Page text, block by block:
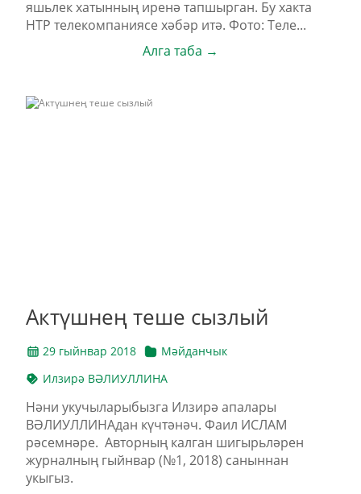
яшьлек хатынның иренә тапшырган. Бу хакта
НТР телекомпаниясе хәбәр итә. Фото: Теле...
Алга таба →
Актүшнең теше сызлый
29 гыйнвар 2018
Мәйданчык
Илзирә ВӘЛИУЛЛИНА
Нәни укучыларыбызга Илзирә апалары
ВӘЛИУЛЛИНАдан күчтәнәч. Фаил ИСЛАМ
рәсемнәре. Авторның калган шигырьләрен
журналның гыйнвар (№1, 2018) саныннан
укыгыз.